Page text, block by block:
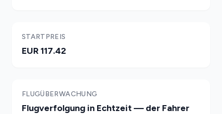
STARTPREIS
EUR 117.42
FLUGÜBERWACHUNG
Flugverfolgung in Echtzeit — der Fahrer